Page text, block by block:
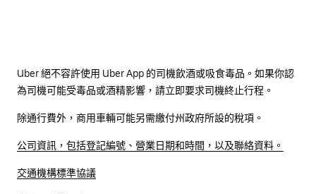
Uber 絕不容許使用 Uber App 的司機飲酒或吸食毒品。如果你認
為司機可能受毒品或酒精影響，請立即要求司機終止行程。
除通行費外，商用車輛可能另需繳付州政府所設的稅項。
公司資訊，包括登記編號、營業日期和時間，以及聯絡資料。
交通機構標準協議